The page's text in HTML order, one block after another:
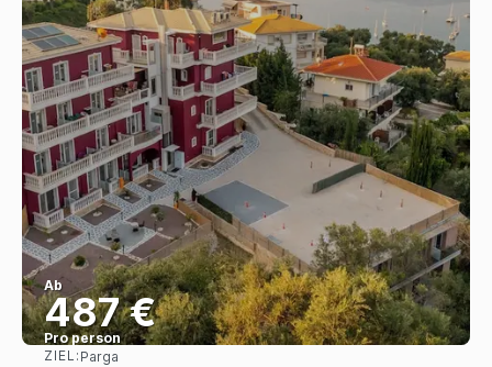
Ab
487 €
Pro person
ZIEL: Parga